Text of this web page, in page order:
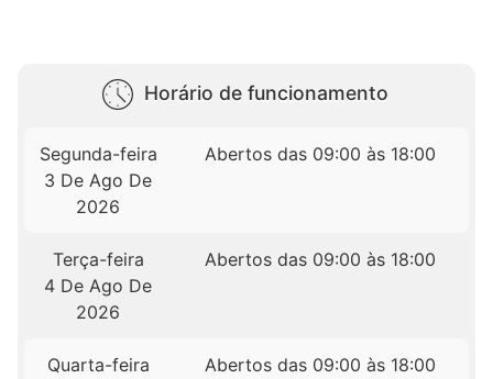
Horário de funcionamento
Segunda-feira
3 De Ago De
2026
Abertos das 09:00 às 18:00
Terça-feira
4 De Ago De
2026
Abertos das 09:00 às 18:00
Quarta-feira
Abertos das 09:00 às 18:00